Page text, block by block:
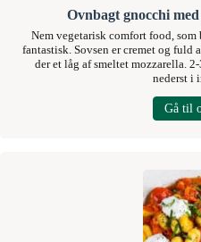
Ovnbagt gnocchi
Nem vegetarisk comfort food, som
fantastisk. Sovsen er cremet og fuld
der et låg af smeltet mozzarella.
nederst i
Gå til